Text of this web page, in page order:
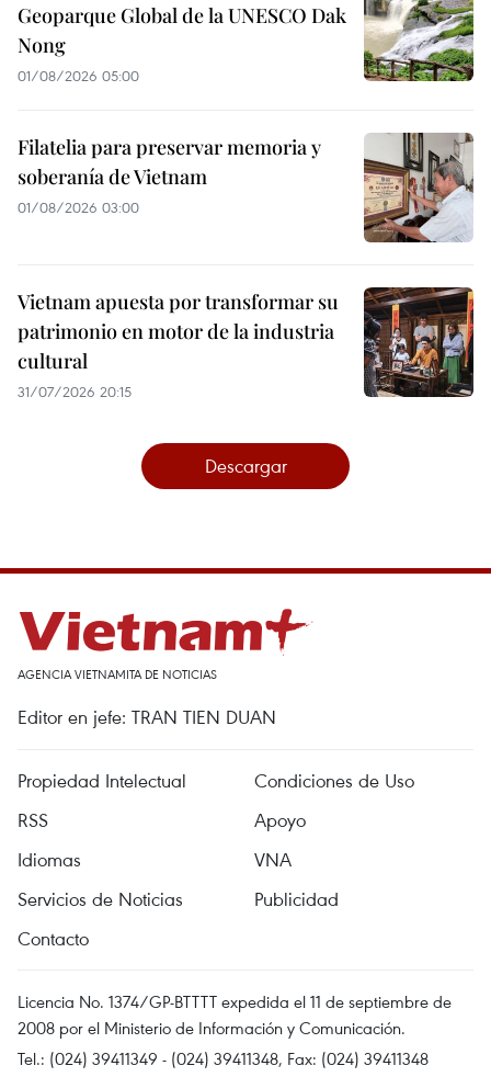
Geoparque Global de la UNESCO Dak
Nong
01/08/2026 05:00
Filatelia para preservar memoria y
soberanía de Vietnam
01/08/2026 03:00
Vietnam apuesta por transformar su
patrimonio en motor de la industria
cultural
31/07/2026 20:15
Descargar
AGENCIA VIETNAMITA DE NOTICIAS
Editor en jefe: TRAN TIEN DUAN
Propiedad Intelectual
Condiciones de Uso
RSS
Apoyo
Idiomas
VNA
Servicios de Noticias
Publicidad
Contacto
Licencia No. 1374/GP-BTTTT expedida el 11 de septiembre de
2008 por el Ministerio de Información y Comunicación.
Tel.: (024) 39411349 - (024) 39411348, Fax: (024) 39411348